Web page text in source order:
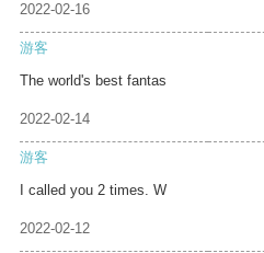
2022-02-16
游客
The world's best fantas
2022-02-14
游客
I called you 2 times. W
2022-02-12